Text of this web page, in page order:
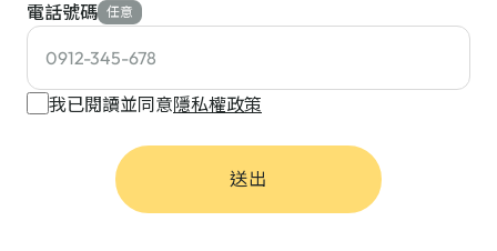
電話號碼 任意
我已閱讀並同意隱私權政策
送出